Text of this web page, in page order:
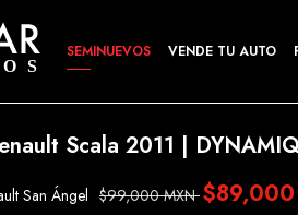
SEMINUEVOS VENDE TU AUTO
Scala 2011 |
San Ángel $99,000 MXN